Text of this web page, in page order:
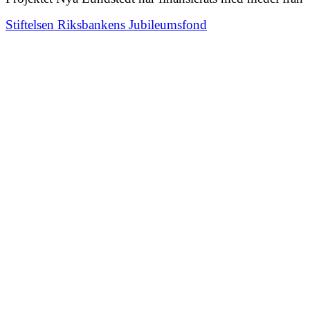
Stiftelsen Riksbankens Jubileumsfond